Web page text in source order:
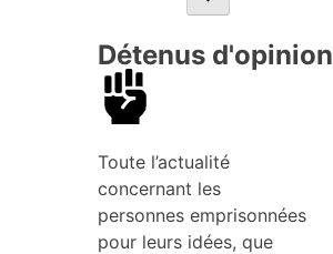
Détenus d'opinion
Toute l’actualité
concernant les
personnes emprisonnées
pour leurs idées, que